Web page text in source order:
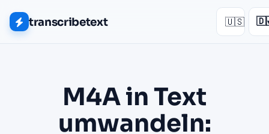
transcribetext 🇺🇸
M4A in Text
umwandeln: